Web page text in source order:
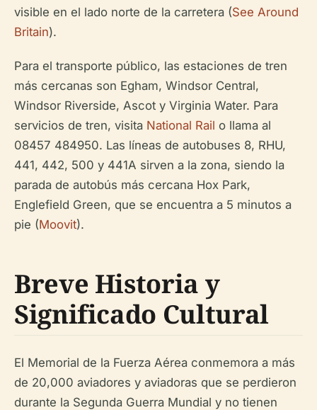
visible en el lado norte de la carretera (See Around
Britain).
Para el transporte público, las estaciones de tren
más cercanas son Egham, Windsor Central,
Windsor Riverside, Ascot y Virginia Water. Para
servicios de tren, visita National Rail o llama al
08457 484950. Las líneas de autobuses 8, RHU,
441, 442, 500 y 441A sirven a la zona, siendo la
parada de autobús más cercana Hox Park,
Englefield Green, que se encuentra a 5 minutos a
pie (Moovit).
Breve Historia y
Significado Cultural
El Memorial de la Fuerza Aérea conmemora a más
de 20,000 aviadores y aviadoras que se perdieron
durante la Segunda Guerra Mundial y no tienen